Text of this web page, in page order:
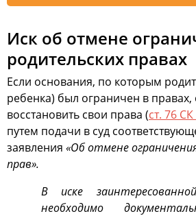
Иск об отмене
родительских правах
Если основания, по которым
ребенка) был ограничен в
восстановить свои права (ст. 76
путем подачи в суд
заявления «Об отмене
прав».
В иске
необходимо